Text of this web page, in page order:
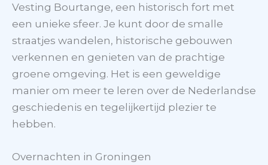
Vesting Bourtange, een historisch fort met
een unieke sfeer. Je kunt door de smalle
straatjes wandelen, historische gebouwen
verkennen en genieten van de prachtige
groene omgeving. Het is een geweldige
manier om meer te leren over de Nederlandse
geschiedenis en tegelijkertijd plezier te
hebben.
Overnachten in Groningen